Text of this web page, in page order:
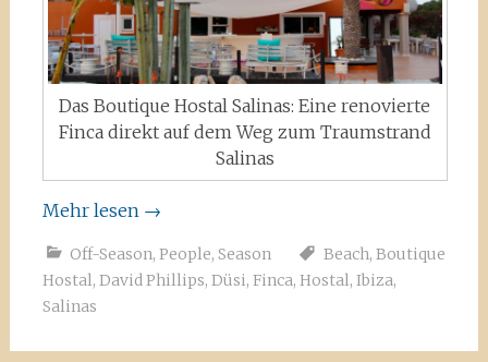
Das Boutique Hostal Salinas: Eine renovierte
Finca direkt auf dem Weg zum Traumstrand
Salinas
Mehr lesen →
Off-Season, People, Season Beach, Boutique
Hostal, David Phillips, Düsi, Finca, Hostal, Ibiza,
Salinas